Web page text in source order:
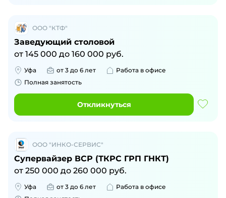
ООО "КТФ"
Заведующий столовой
от 145 000 до 160 000 руб.
Уфа от 3 до 6 лет
Работа в офисе
Полная занятость
Откликнуться
ООО "ИНКО-СЕРВИС"
Супервайзер ВСР (ТКРС ГРП ГНКТ)
от 250 000 до 260 000 руб.
Уфа от 3 до 6 лет
Работа в офисе